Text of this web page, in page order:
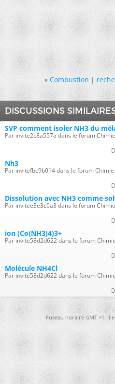
« Combustion|
DISCUSSIONS
SVP comment isoler NH3 du
Par invite2c8a557a dans le forum Chimie
Nh3
Par invitefbc9b014 dans le forum Chimie
Dissolution avec NH3 comme
Par invitee3e3c0a3 dans le forum Chimie
ion (Co(NH3)4)3+
Par invite58d2d622 dans le forum Chimie
Molécule NH4Cl
Par invite58d2d622 dans le forum Chimie
Fuseau horaire GMT +1. Il